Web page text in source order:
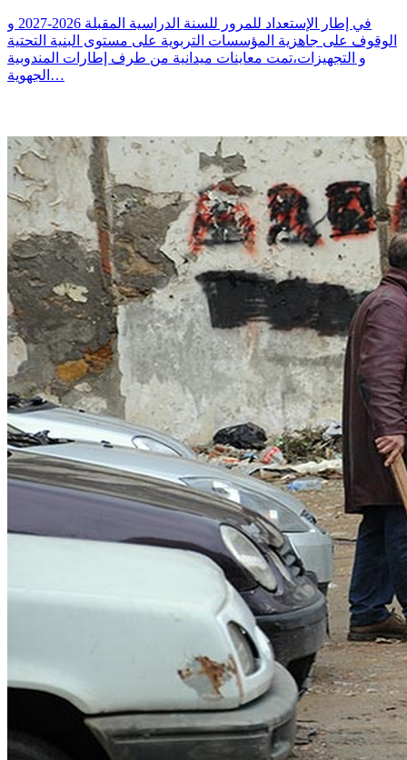
في إطار الإستعداد للمرور للسنة الدراسية المقبلة 2026-2027 و
الوقوف على جاهزية المؤسسات التربوية على مستوى البنية التحتية
و التجهيزات،تمت معاينات ميدانية من طرف إطارات المندوبية
الجهوية…